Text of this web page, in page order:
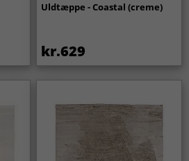
Uldtæppe - Coastal (creme)
kr.629